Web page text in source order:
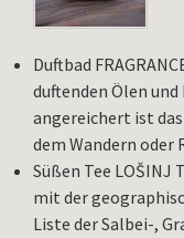
Duftbad
duftenden Ölen
angereichert ist
dem Wandern oder
Süßen Tee LOŠINJ
mit der
Liste der Salbei-,